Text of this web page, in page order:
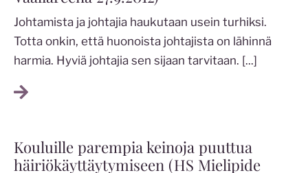
Johtamista ja johtajia haukutaan usein turhiksi.
Totta onkin, että huonoista johtajista on lähinnä
harmia. Hyviä johtajia sen sijaan tarvitaan. [...]
Kouluille parempia keinoja puuttua
häiriökäyttäytymiseen (HS Mielipide